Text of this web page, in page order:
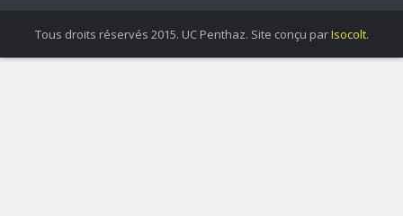
Tous droits réservés 2015. UC Penthaz. Site conçu parIsocolt.